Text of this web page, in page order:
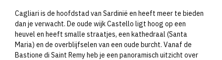
Cagliari is de hoofdstad van Sardinië en heeft meer te bieden
dan je verwacht. De oude wijk Castello ligt hoog op een
heuvel en heeft smalle straatjes, een kathedraal (Santa
Maria) en de overblijfselen van een oude burcht. Vanaf de
Bastione di Saint Remy heb je een panoramisch uitzicht over